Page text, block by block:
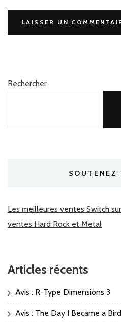
Rechercher
SOUTENEZ
Les meilleures ventes Switch
ventes Hard Rock et Metal
Articles récents
Avis : R-Type Dimensions 3
Avis : The Day I Became a Bird